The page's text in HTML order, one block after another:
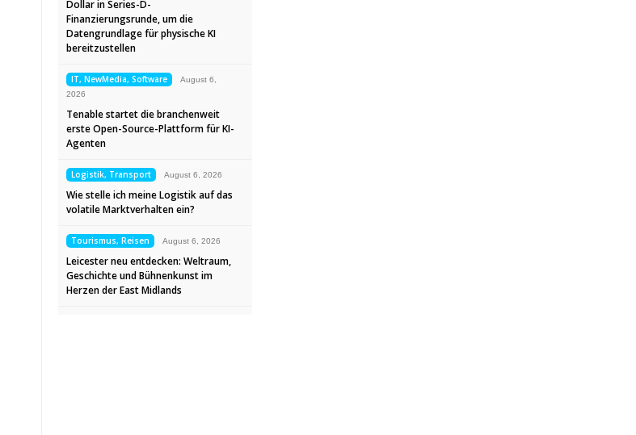
Dollar in Series-D-
Finanzierungsrunde, um die
Datengrundlage für physische KI
bereitzustellen
IT, NewMedia, Software
August 6,
2026
Tenable startet die branchenweit
erste Open-Source-Plattform für KI-
Agenten
Logistik, Transport August 6, 2026
Wie stelle ich meine Logistik auf das
volatile Marktverhalten ein?
Tourismus, Reisen August 6, 2026
Leicester neu entdecken: Weltraum,
Geschichte und Bühnenkunst im
Herzen der East Midlands